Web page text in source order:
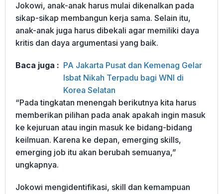
Jokowi, anak-anak harus mulai dikenalkan pada
sikap-sikap membangun kerja sama. Selain itu,
anak-anak juga harus dibekali agar memiliki daya
kritis dan daya argumentasi yang baik.
Baca juga : PA Jakarta Pusat dan Kemenag Gelar
Isbat Nikah Terpadu bagi WNI di
Korea Selatan
“Pada tingkatan menengah berikutnya kita harus
memberikan pilihan pada anak apakah ingin masuk
ke kejuruan atau ingin masuk ke bidang-bidang
keilmuan. Karena ke depan, emerging skills,
emerging job itu akan berubah semuanya,”
ungkapnya.
Jokowi mengidentifikasi, skill dan kemampuan